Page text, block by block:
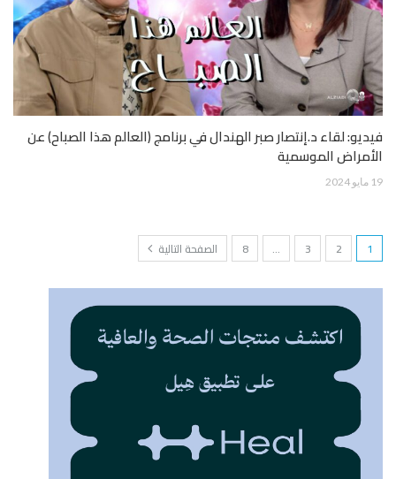
فيديو: لقاء د.إنتصار صبر الهندال في برنامج (العالم هذا الصباح) عن
الأمراض الموسمية
19 مايو 2024
1
2
3
…
8 الصفحة التالية